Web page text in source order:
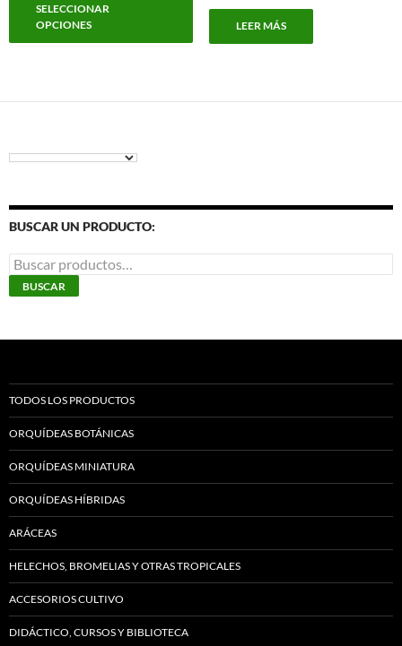
SELECCIONAR
OPCIONES
producto
Las
en
LEER MÁS
BUSCAR UN PRODUCTO:
Buscar
por:
BUSCAR
TODOS LOS PRODUCTOS
ORQUÍDEAS BOTÁNICAS
ORQUÍDEAS MINIATURA
ORQUÍDEAS HÍBRIDAS
ARÁCEAS
HELECHOS, BROMELIAS Y OTRAS TROPICALES
ACCESORIOS CULTIVO
DIDÁCTICO, CURSOS Y BIBLIOTECA